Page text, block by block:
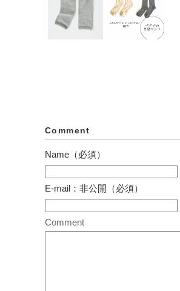
下ペアセッ
ト（足底ふ
ートレッグ
&アーム...
¥3,240
Comment
Name（必須）
E-mail：非公開（必須）
Comment